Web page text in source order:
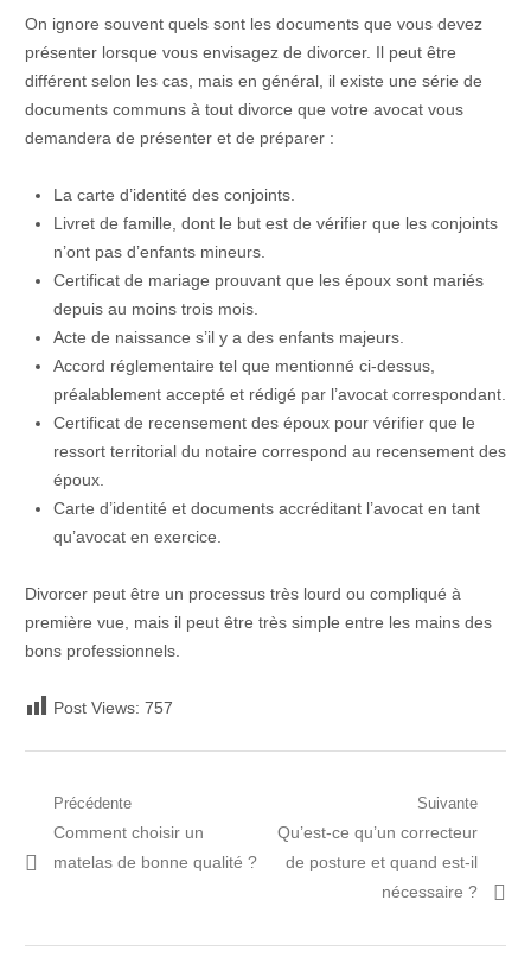
On ignore souvent quels sont les documents que vous devez
présenter lorsque vous envisagez de divorcer. Il peut être
différent selon les cas, mais en général, il existe une série de
documents communs à tout divorce que votre avocat vous
demandera de présenter et de préparer :
La carte d’identité des conjoints.
Livret de famille, dont le but est de vérifier que les conjoints
n’ont pas d’enfants mineurs.
Certificat de mariage prouvant que les époux sont mariés
depuis au moins trois mois.
Acte de naissance s’il y a des enfants majeurs.
Accord réglementaire tel que mentionné ci-dessus,
préalablement accepté et rédigé par l’avocat correspondant.
Certificat de recensement des époux pour vérifier que le
ressort territorial du notaire correspond au recensement des
époux.
Carte d’identité et documents accréditant l’avocat en tant
qu’avocat en exercice.
Divorcer peut être un processus très lourd ou compliqué à
première vue, mais il peut être très simple entre les mains des
bons professionnels.
Post Views: 757
Navigation
de
Précédente
Post
précédent:
Comment choisir un
matelas de bonne qualité ?
Suivante
Prochain
article:
Qu’est-ce qu’un correcteur
de posture et quand est-il
nécessaire ?